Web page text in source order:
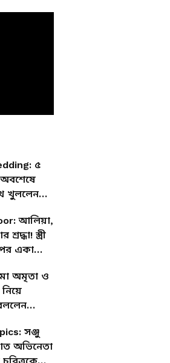
৫
অবশেষে
খুললেন
আলিয়া,
স্ত্রী
একা
অমৃতা ও
সঞ্জু
অভিনেতা